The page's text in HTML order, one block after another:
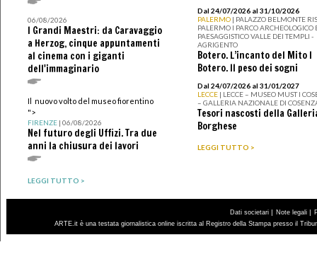
06/08/2026
I Grandi Maestri: da Caravaggio
a Herzog, cinque appuntamenti
al cinema con i giganti
dell'immaginario
Il nuovo volto del museo fiorentino
">
FIRENZE| 06/08/2026
Nel futuro degli Uffizi. Tra due
anni la chiusura dei lavori
LEGGI TUTTO >
Dal 24/07/2026 al 31/10/2026
PALERMO | PALAZZO BELMONTE
PALERMO I PARCO ARCHEOLOGICO
PAESAGGISTICO VALLE DEI TEMPLI -
AGRIGENTO
Botero. L’incanto del Mito I
Botero. Il peso dei sogni
Dal 24/07/2026 al 31/01/2027
LECCE | LECCE – MUSEO MUST I
– GALLERIA NAZIONALE DI
Tesori nascosti della
Borghese
LEGGI TUTTO >
Dati societari | Note legali |
ARTE.it è una testata giornalistica online iscritta al Registro della Stampa presso il